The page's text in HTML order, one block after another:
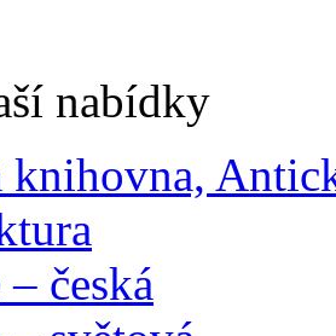
nabídky
česká